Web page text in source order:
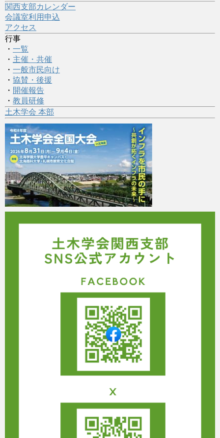
関西支部カレンダー
会議室利用申込
アクセス
行事
・ 一覧
・ 主催・共催
・ 一般市民向け
・ 協賛・後援
・ 開催報告
・ 教員研修
土木学会 本部